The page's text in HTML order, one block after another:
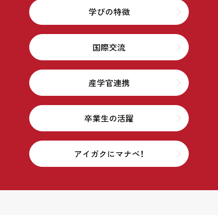
学びの特徴
国際交流
産学官連携
卒業生の活躍
アイガクにマナベ！